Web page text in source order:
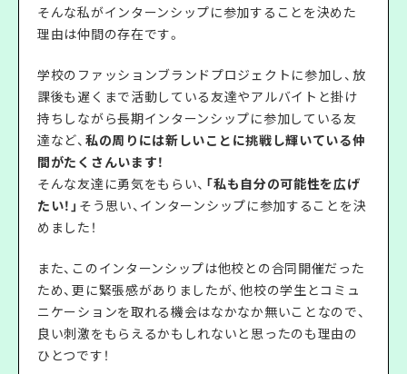
そんな私がインターンシップに参加することを決めた
理由は仲間の存在です。
学校のファッションブランドプロジェクトに参加し、放
課後も遅くまで活動している友達やアルバイトと掛け
持ちしながら長期インターンシップに参加している友
達など、 私の周りには新しいことに挑戦し輝いている仲
間がたくさんいます！
そんな友達に勇気をもらい、 「私も自分の可能性を広げ
たい！」 そう思い、インターンシップに参加することを決
めました！
また、このインターンシップは他校との合同開催だった
ため、更に緊張感がありましたが、他校の学生とコミュ
ニケーションを取れる機会はなかなか無いことなので、
良い刺激をもらえるかもしれないと思ったのも理由の
ひとつです！